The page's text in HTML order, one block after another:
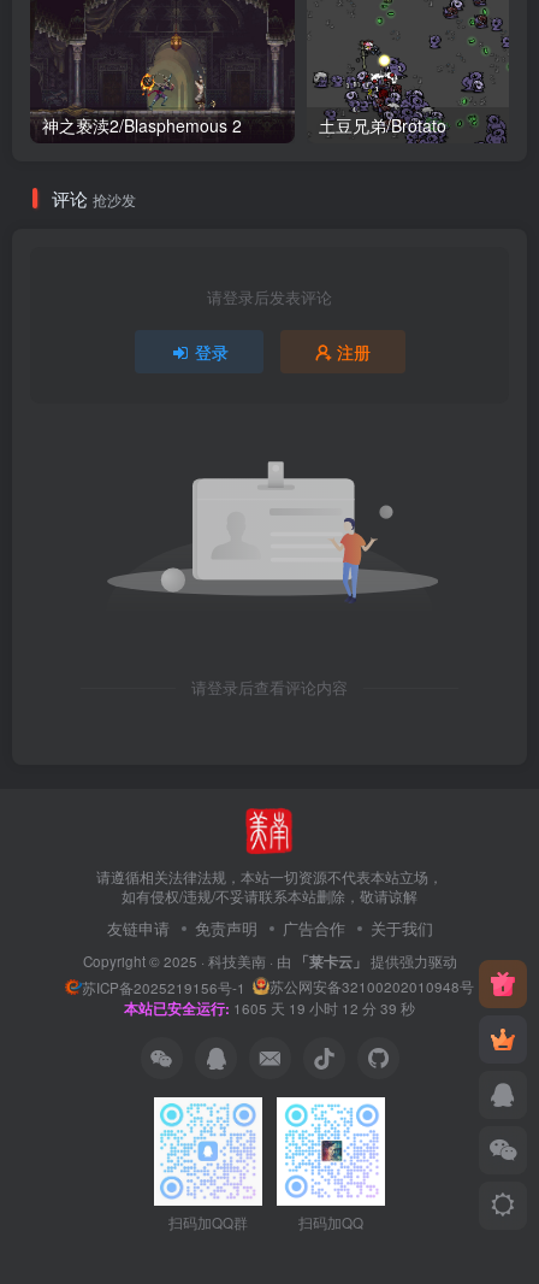
神之亵渎2/Blasphemous 2 土豆兄弟/Brotato
评论 抢沙发
请登录后发表评论
登录 注册
请登录后查看评论内容
请遵循相关法律法规，本站一切资源不代表本站立场，
如有侵权/违规/不妥请联系本站删除，敬请谅解
友链申请 免责声明 广告合作 关于我们
Copyright © 2025 · 科技美南 · 由 「莱卡云」 提供强力驱动
苏ICP备2025219156号-1
苏公网安备32100202010948号
本站已安全运行: 1605 天 19 小时 12 分 40 秒
扫码加QQ群 扫码加QQ